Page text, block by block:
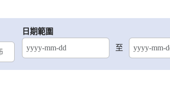
日期範圍
至
結束日期